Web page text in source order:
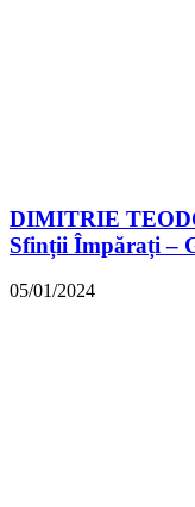
DIMITRIE
Sfinții Împărați –
05/01/2024